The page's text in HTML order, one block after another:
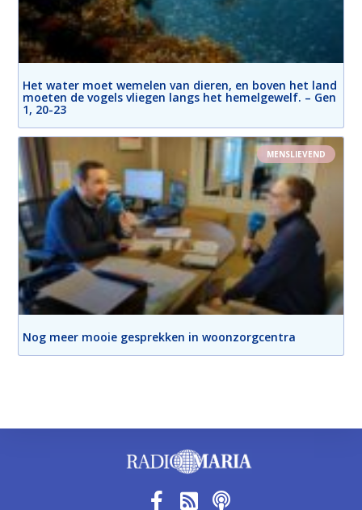
Het water moet wemelen van dieren, en boven het land
moeten de vogels vliegen langs het hemelgewelf. – Gen
1, 20-23
MENSLIEVEND
Nog meer mooie gesprekken in woonzorgcentra